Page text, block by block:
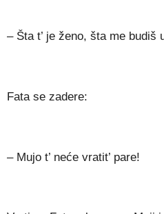
– Šta t’ je ženo, šta me budiš
Fata se zadere:
– Mujo t’ neće vratit’ pare!